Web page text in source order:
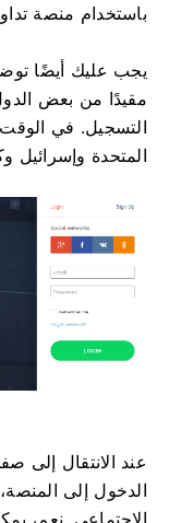
باستخدام منصة
يجب عليك أيضًا
مقيدًا من بعض
التسجيل. في الوقت
المتحدة وإسرائيل
عند الانتقال
الدخول إلى
الاجتماعي. نعم،